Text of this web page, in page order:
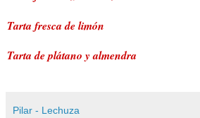
Tarta fresca de limón
Tarta de plátano y almendra
Pilar - Lechuza